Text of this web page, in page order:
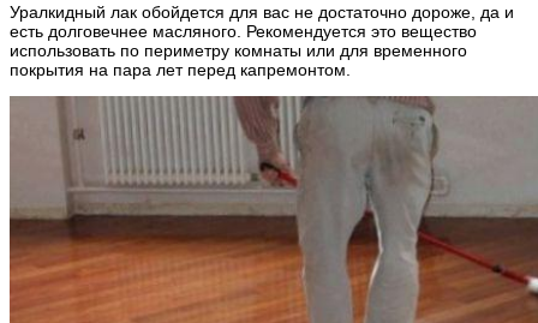
Уралкидный лак обойдется для вас не достаточно дороже, да и
есть долговечнее масляного. Рекомендуется это вещество
использовать по периметру комнаты или для временного
покрытия на пара лет перед капремонтом.